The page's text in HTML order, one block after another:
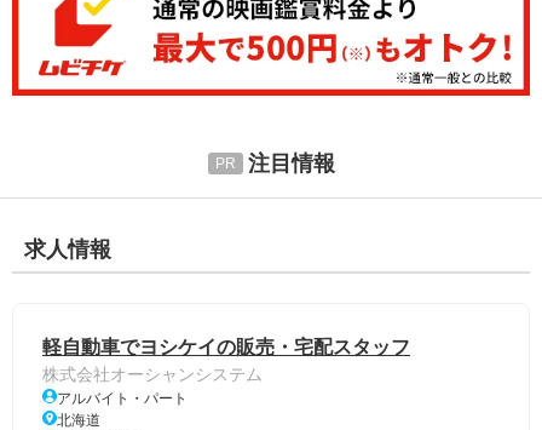
注目情報
求人情報
軽自動車でヨシケイの販売・宅配スタッフ
株式会社オーシャンシステム
アルバイト・パート
北海道